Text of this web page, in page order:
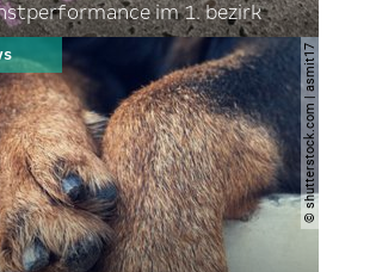
im 1. bezirk
© shutterstock.com | asmit17